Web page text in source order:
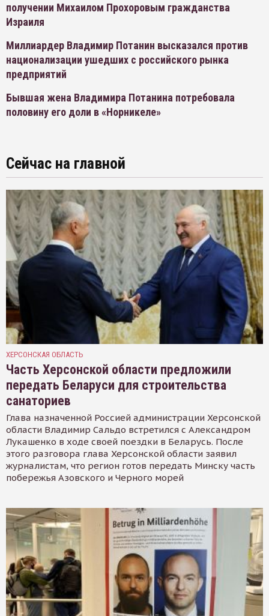
получении Михаилом Прохоровым гражданства
Израиля
Миллиардер Владимир Потанин высказался против
национализации ушедших с российского рынка
предприятий
Бывшая жена Владимира Потанина потребовала
половину его доли в «Норникеле»
Сейчас на главной
ХЕРСОНСКАЯ ОБЛАСТЬ
Часть Херсонской области предложили
передать Беларуси для строительства
санаториев
Глава назначенной Россией администрации Херсонской
области Владимир Сальдо встретился с Александром
Лукашенко в ходе своей поездки в Беларусь. После
этого разговора глава Херсонской области заявил
журналистам, что регион готов передать Минску часть
побережья Азовского и Черного морей